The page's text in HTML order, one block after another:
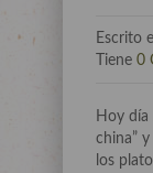
Escrito el
Tiene 0
Hoy día
china”
los